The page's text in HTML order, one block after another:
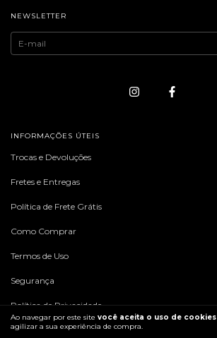
Ao navegar por este site você aceita o uso de cookies
agilizar a sua experiência de compra.
NEWSLETTER
INFORMAÇÕES ÚTEIS
Trocas e Devoluções
Fretes e Entregas
Política de Frete Grátis
Como Comprar
Termos de Uso
Segurança
Política de Privacidade
Regras e consulta de cashback